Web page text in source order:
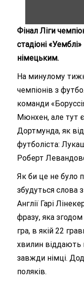
Фінал Ліги
стадіоні
німецьким.
На минулому
чемпіонів з
команди
Мюнхен, але тут є
Дортмунда, як
футболіста:
Роберт
Як би це не було
збудуться слова
Англії Гарі
фразу, яка
гра, в якій 22
хвилин віддають
завжди німці.
поляків.